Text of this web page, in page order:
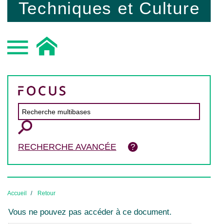
Techniques et Culture
RECHERCHE AVANCÉE
Accueil Retour
Vous ne pouvez pas accéder à ce document.